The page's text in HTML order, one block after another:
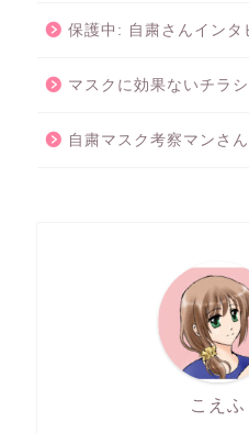
料理しないメリットと
ミニマリストが処分し
保護中: 自粛さんイン
マスクに効果ないチラ
自粛マスク考察マンさ
こえふ